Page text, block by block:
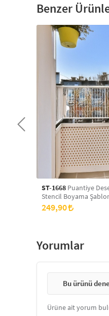
Benzer
ST-1668 Puantiye
Stencil Boyama
30 cm, Duvar Stencil,
Stencil, Mobilya Stencil
249,90
Yorumlar
Bu ürünü
Ürüne ait yorum